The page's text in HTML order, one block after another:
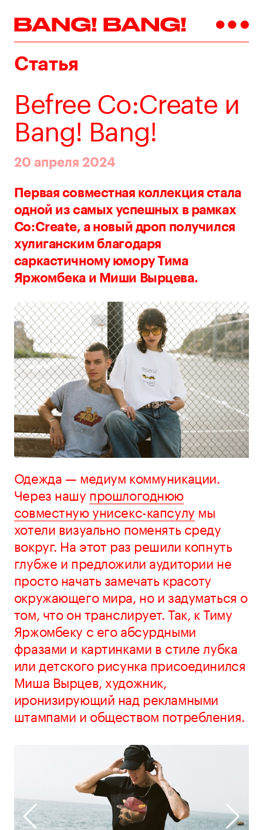
Статья
Befree Co:Create и
Bang! Bang!
20 апреля 2024
Первая совместная коллекция стала
одной из самых успешных в рамках
Сo:Create, а новый дроп получился
хулиганским благодаря
саркастичному юмору Тима
Яржомбека и Миши Вырцева.
Одежда — медиум коммуникации.
Через нашу прошлогоднюю
совместную унисекс-капсулу мы
хотели визуально поменять среду
вокруг. На этот раз решили копнуть
глубже и предложили аудитории не
просто начать замечать красоту
окружающего мира, но и задуматься о
том, что он транслирует. Так, к Тиму
Яржомбеку с его абсурдными
фразами и картинками в стиле лубка
или детского рисунка присоединился
Миша Вырцев, художник,
иронизирующий над рекламными
штампами и обществом потребления.